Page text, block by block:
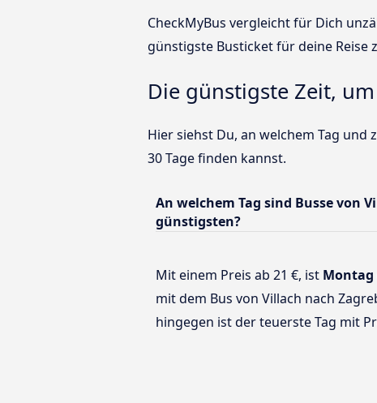
CheckMyBus vergleicht für Dich
günstigste Busticket für deine Reise
Die günstigste Zeit,
Hier siehst Du, an welchem Tag
30 Tage finden kannst.
An welchem Tag sind Busse von
günstigsten?
Mit einem Preis ab 21 €, ist Montag
mit dem Bus von Villach nach
hingegen ist der teuerste Tag mit